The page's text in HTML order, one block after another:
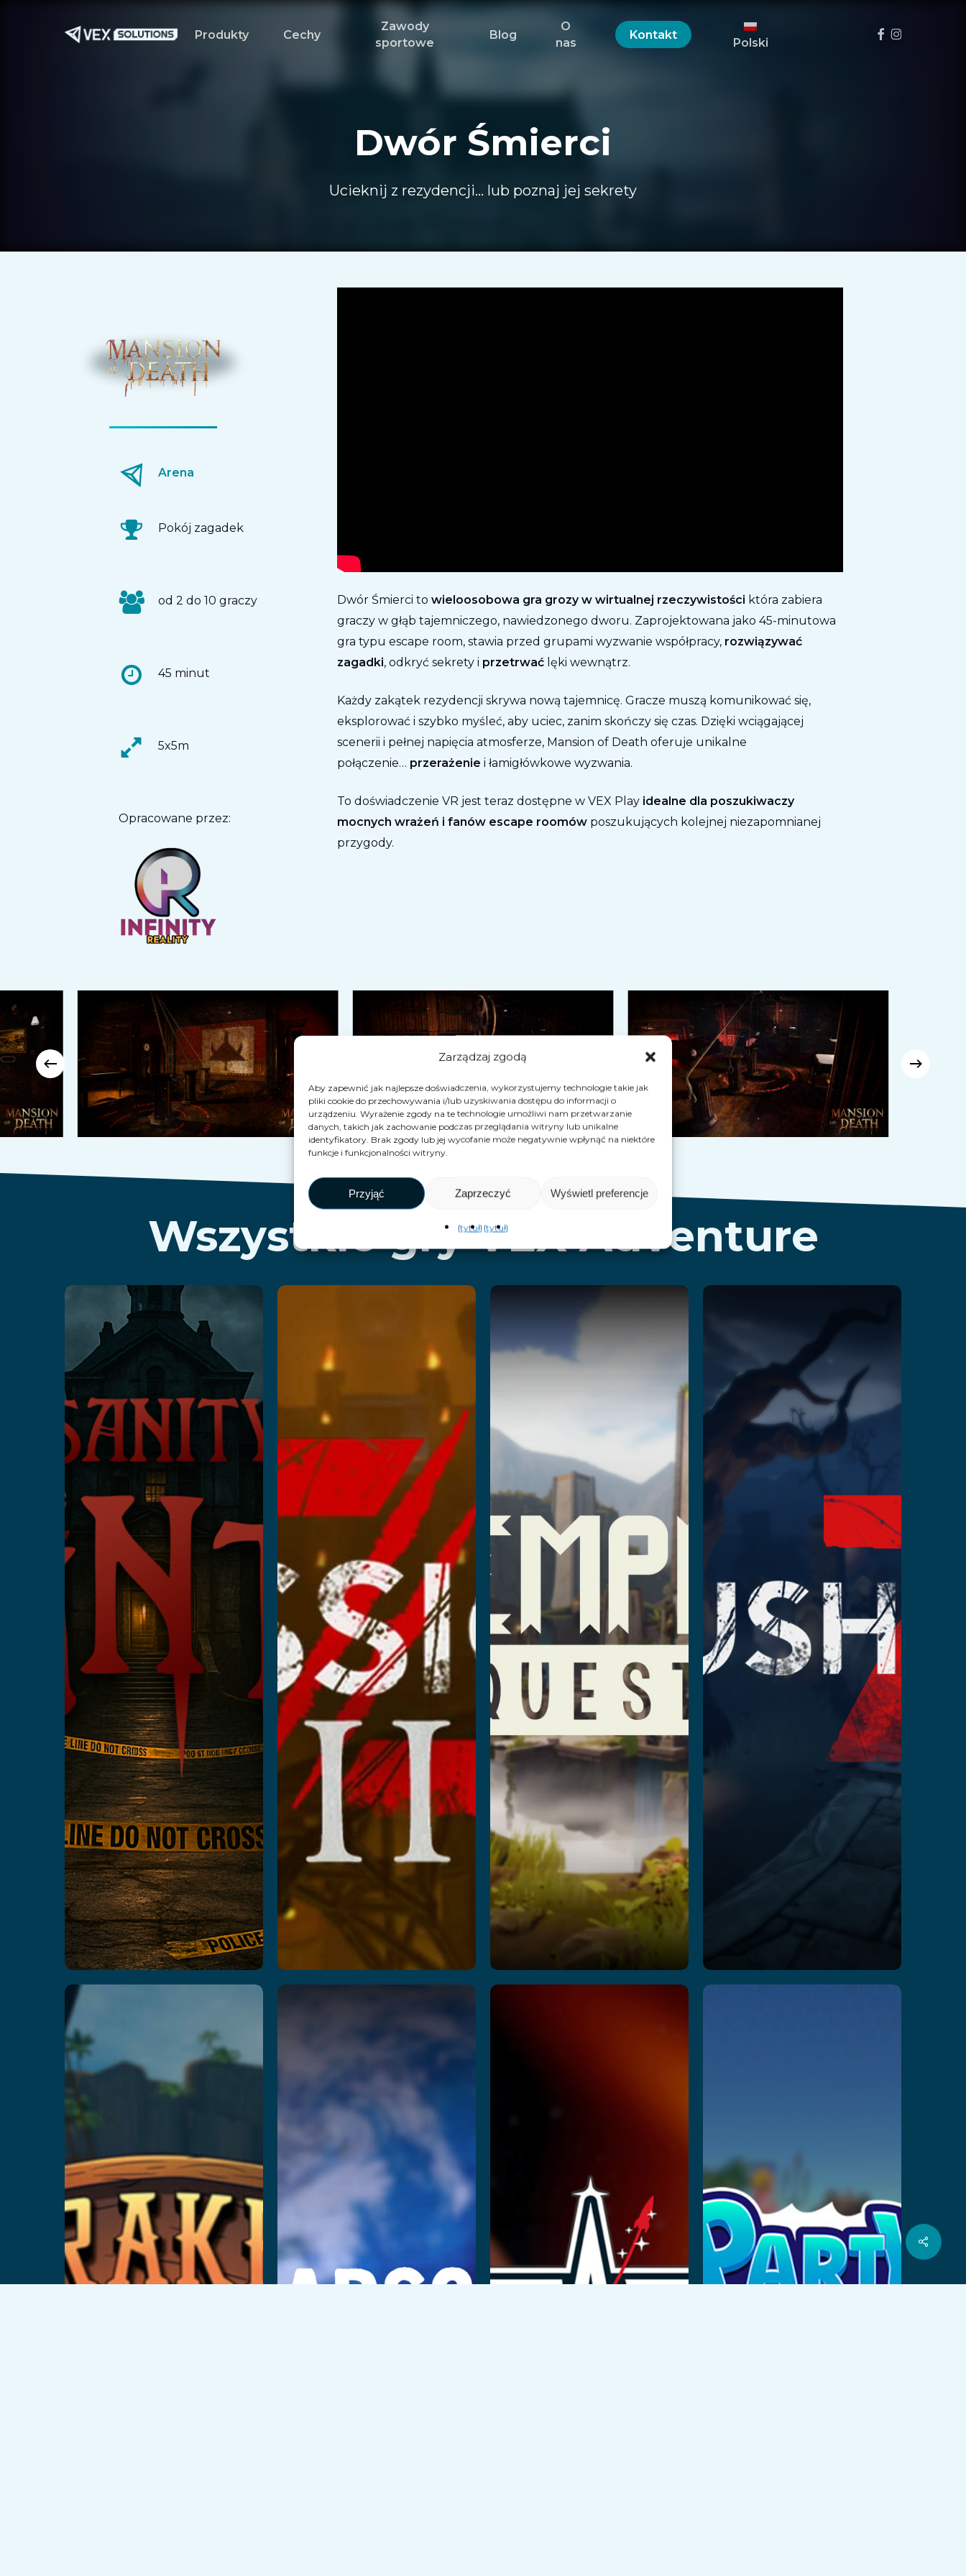
Zarządzaj zgodą
Aby zapewnić jak najlepsze doświadczenia, wykorzystujemy technologie takie jak
pliki cookie do przechowywania i/lub uzyskiwania dostępu do informacji o
urządzeniu. Wyrażenie zgody na te technologie umożliwi nam przetwarzanie
danych, takich jak zachowanie podczas przeglądania witryny lub unikalne
identyfikatory. Brak zgody lub jej wycofanie może negatywnie wpłynąć na niektóre
funkcje i funkcjonalności witryny.
Przyjąć Zaprzeczyć Wyświetl preferencje
{tytuł}{tytuł}
Produkty Cechy
Zawody
sportowe
Blog
O
nas
Kontakt
Polski
Facebook
Instagram
Dwór Śmierci
Ucieknij z rezydencji… lub poznaj jej sekrety
Arena
Pokój zagadek
od 2 do 10 graczy
45 minut
5x5m
Opracowane przez:
Dwór Śmierci to wieloosobowa gra grozy w wirtualnej rzeczywistości która zabiera
graczy w głąb tajemniczego, nawiedzonego dworu. Zaprojektowana jako 45-minutowa
gra typu escape room, stawia przed grupami wyzwanie współpracy, rozwiązywać
zagadki, odkryć sekrety i przetrwaćlęki wewnątrz.
Każdy zakątek rezydencji skrywa nową tajemnicę. Gracze muszą komunikować się,
eksplorować i szybko myśleć, aby uciec, zanim skończy się czas. Dzięki wciągającej
scenerii i pełnej napięcia atmosferze, Mansion of Death oferuje unikalne
połączenie… przerażenie i łamigłówkowe wyzwania.
To doświadczenie VR jest teraz dostępne w VEX Play idealne dla poszukiwaczy
mocnych wrażeń i fanów escape roomówposzukujących kolejnej niezapomnianej
przygody.
Wszystkie gry VEX Adventure
Insanity
: The
Haunting
Przeczytaj więcej
Z II
Przeczytaj więcej
Temple
Quest
Rush Z
Przeczytaj więcej
Kraken
Island:
Captain’s
Curse
Przeczytaj więcej
Lunarscape:
Breakdown
Przeczytaj więcej
Udział
© 2026 VEX Solutions. świergotFacebook
YouTubeInstagram